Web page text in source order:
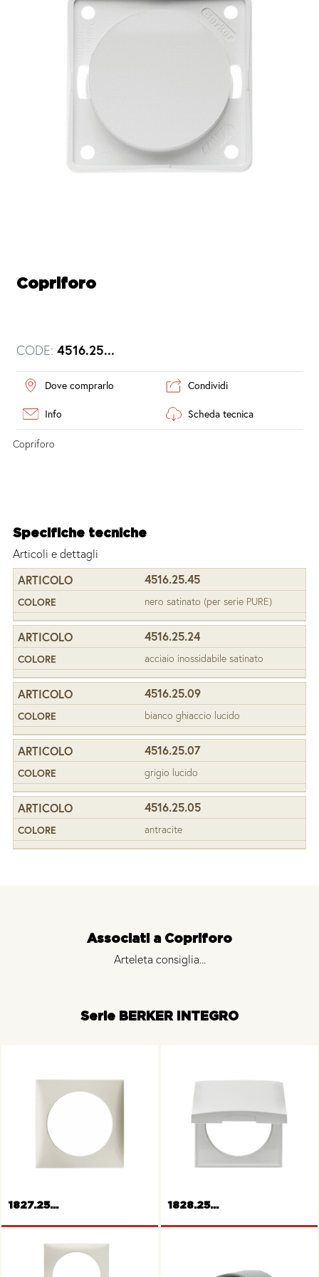
Copriforo
CODE: 4516.25...
Dove comprarlo Condividi
Info Scheda tecnica
Copriforo
Specifiche tecniche
Articoli e dettagli
4516.25.45
nero satinato (per serie PURE)
4516.25.24
acciaio inossidabile satinato
4516.25.09
bianco ghiaccio lucido
4516.25.07
grigio lucido
4516.25.05
antracite
Associati a Copriforo
Arteleta consiglia...
Serie BERKER INTEGRO
1827.25... 1828.25...